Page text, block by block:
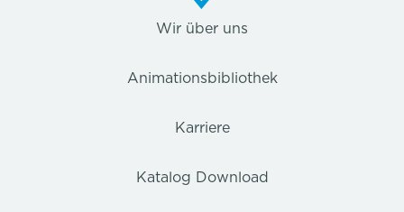
Wir über uns
Animationsbibliothek
Karriere
Katalog Download